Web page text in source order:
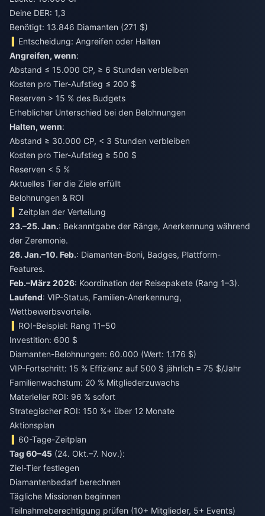
Deine DER: 1,3
Benötigt: 13.846 Diamanten (271 $)
Entscheidung: Angreifen oder Halten
Angreifen, wenn:
Abstand ≤ 15.000 CP, ≥ 6 Stunden verbleiben
Kosten pro Tier-Aufstieg ≤ 200 $
Reserven > 15 % des Budgets
Erheblicher Unterschied bei den Belohnungen
Halten, wenn:
Abstand ≥ 30.000 CP, < 3 Stunden verbleiben
Kosten pro Tier-Aufstieg ≥ 500 $
Reserven < 5 %
Aktuelles Tier die Ziele erfüllt
Belohnungen & ROI
Zeitplan der Verteilung
23.–25. Jan.: Bekanntgabe der Ränge, Anerkennung während
der Zeremonie.
26. Jan.–10. Feb.: Diamanten-Boni, Badges, Plattform-
Features.
Feb.–März 2026: Koordination der Reisepakete (Rang 1–3).
Laufend: VIP-Status, Familien-Anerkennung,
Wettbewerbsvorteile.
ROI-Beispiel: Rang 11–50
Investition: 600 $
Diamanten-Belohnungen: 60.000 (Wert: 1.176 $)
VIP-Fortschritt: 15 % Effizienz auf 500 $ jährlich = 75 $/Jahr
Familienwachstum: 20 % Mitgliederzuwachs
Materieller ROI: 96 % sofort
Strategischer ROI: 150 %+ über 12 Monate
Aktionsplan
60-Tage-Zeitplan
Tag 60–45 (24. Okt.–7. Nov.):
Ziel-Tier festlegen
Diamantenbedarf berechnen
Tägliche Missionen beginnen
Teilnahmeberechtigung prüfen (10+ Mitglieder, 5+ Events)